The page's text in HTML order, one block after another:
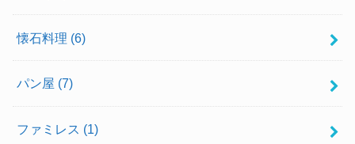
懐石料理 (6)
パン屋 (7)
ファミレス (1)